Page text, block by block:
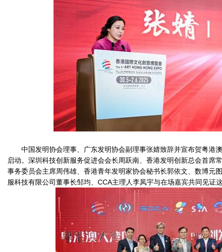
中国发明协会理事、广东发明协会副理事张婧致辞并宣布贺粤港
启动。深圳科技创新服务促进会会长周跃南、香港发明创新总会首席
事务委员会主席周伟雄、香港青年发明家协会秘书长郭依文、数博元
服科技有限公司董事长邹均、CCA主理人李凤宇与在场嘉宾共同见证